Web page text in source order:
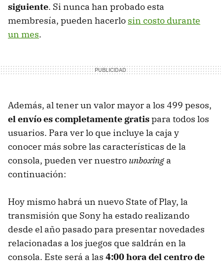
siguiente. Si nunca han probado esta
membresía, pueden hacerlo sin costo durante
un mes.
Además, al tener un valor mayor a los 499 pesos,
el envío es completamente gratispara todos los
usuarios. Para ver lo que incluye la caja y
conocer más sobre las características de la
consola, pueden ver nuestro unboxing a
continuación:
Hoy mismo habrá un nuevo State of Play, la
transmisión que Sony ha estado realizando
desde el año pasado para presentar novedades
relacionadas a los juegos que saldrán en la
consola. Este será a las 4:00 hora del centro de